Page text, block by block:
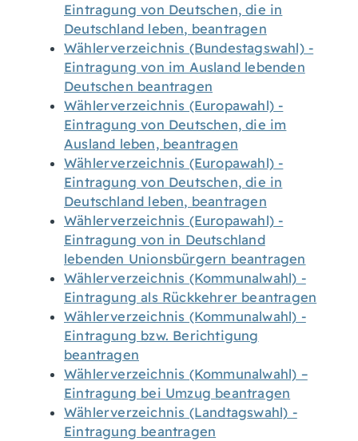
Eintragung von Deutschen, die in
Deutschland leben, beantragen
Wählerverzeichnis (Bundestagswahl) -
Eintragung von im Ausland lebenden
Deutschen beantragen
Wählerverzeichnis (Europawahl) -
Eintragung von Deutschen, die im
Ausland leben, beantragen
Wählerverzeichnis (Europawahl) -
Eintragung von Deutschen, die in
Deutschland leben, beantragen
Wählerverzeichnis (Europawahl) -
Eintragung von in Deutschland
lebenden Unionsbürgern beantragen
Wählerverzeichnis (Kommunalwahl) -
Eintragung als Rückkehrer beantragen
Wählerverzeichnis (Kommunalwahl) -
Eintragung bzw. Berichtigung
beantragen
Wählerverzeichnis (Kommunalwahl) –
Eintragung bei Umzug beantragen
Wählerverzeichnis (Landtagswahl) -
Eintragung beantragen